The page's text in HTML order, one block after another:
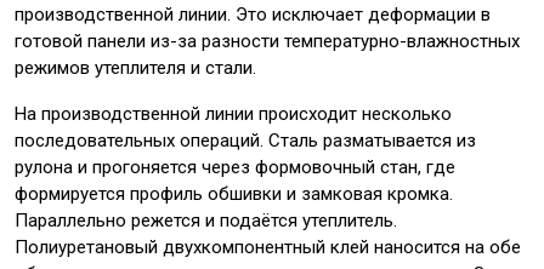
производственной линии. Это исключает деформации в
готовой панели из-за разности температурно-влажностных
режимов утеплителя и стали.
На производственной линии происходит несколько
последовательных операций. Сталь разматывается из
рулона и прогоняется через формовочный стан, где
формируется профиль обшивки и замковая кромка.
Параллельно режется и подаётся утеплитель.
Полиуретановый двухкомпонентный клей наносится на обе